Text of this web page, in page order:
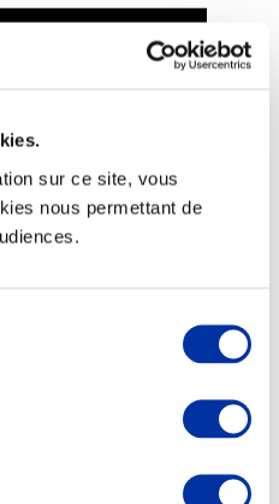
sur ce site, vous
nous permettant de
l’herbe
élevages
sols